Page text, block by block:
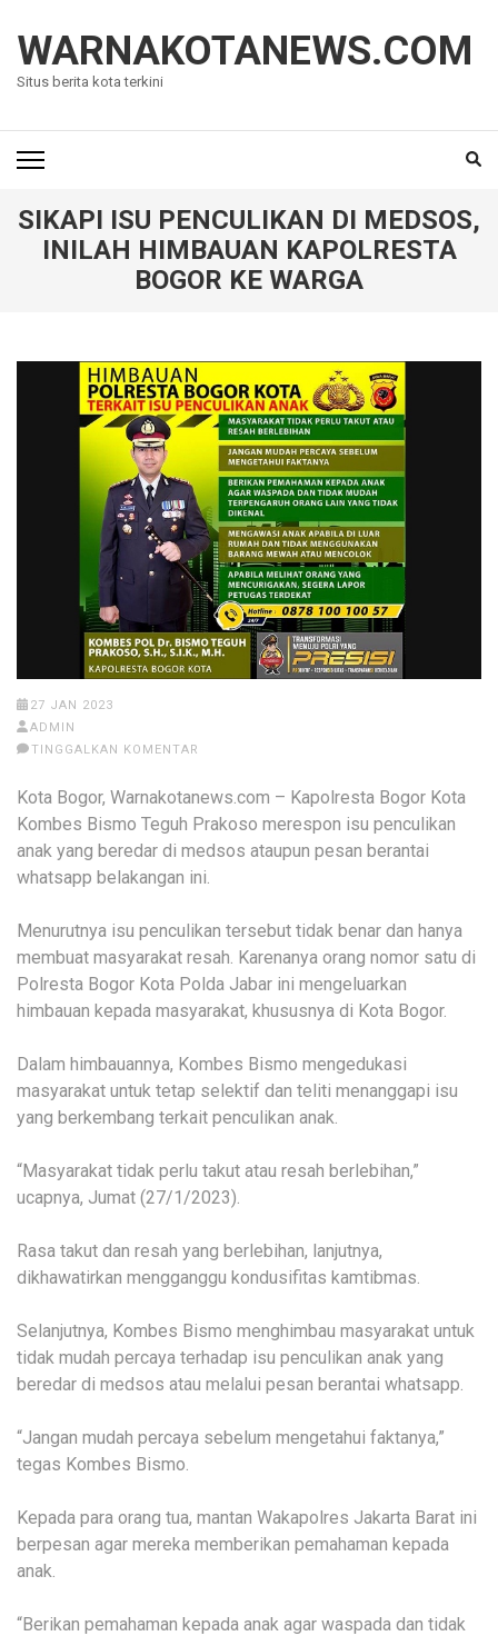
konten
(Tekan
WARNAKOTANEWS.COM
Situs berita kota terkini
SIKAPI ISU PENCULIKAN DI MEDSOS,
INILAH HIMBAUAN KAPOLRESTA
BOGOR KE WARGA
27 JAN 2023
ADMIN
TINGGALKAN KOMENTAR
Kota Bogor, Warnakotanews.com – Kapolresta Bogor Kota
Kombes Bismo Teguh Prakoso merespon isu penculikan
anak yang beredar di medsos ataupun pesan berantai
whatsapp belakangan ini.
Menurutnya isu penculikan tersebut tidak benar dan hanya
membuat masyarakat resah. Karenanya orang nomor satu di
Polresta Bogor Kota Polda Jabar ini mengeluarkan
himbauan kepada masyarakat, khususnya di Kota Bogor.
Dalam himbauannya, Kombes Bismo mengedukasi
masyarakat untuk tetap selektif dan teliti menanggapi isu
yang berkembang terkait penculikan anak.
“Masyarakat tidak perlu takut atau resah berlebihan,”
ucapnya, Jumat (27/1/2023).
Rasa takut dan resah yang berlebihan, lanjutnya,
dikhawatirkan mengganggu kondusifitas kamtibmas.
Selanjutnya, Kombes Bismo menghimbau masyarakat untuk
tidak mudah percaya terhadap isu penculikan anak yang
beredar di medsos atau melalui pesan berantai whatsapp.
“Jangan mudah percaya sebelum mengetahui faktanya,”
tegas Kombes Bismo.
Kepada para orang tua, mantan Wakapolres Jakarta Barat ini
berpesan agar mereka memberikan pemahaman kepada
anak.
“Berikan pemahaman kepada anak agar waspada dan tidak